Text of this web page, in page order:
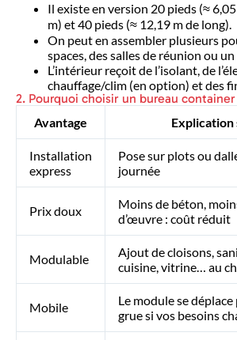
Il existe en version 20 pieds (≈
m) et 40 pieds (≈ 12,19 m de long).
On peut en assembler plusieurs
spaces, des salles de réunion ou
L’intérieur reçoit de l’isolant, de
chauffage/clim (en option) et des
2. Pourquoi choisir un bureau container
Avantage
Explication
Installation
express
Pose sur plots ou
journée
Prix doux
Moins de béton,
d’œuvre : coût réduit
Modulable
Ajout de cloisons,
cuisine, vitrine… au
Mobile
Le module se
grue si vos besoins